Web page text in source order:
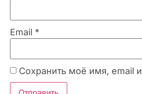
Email *
Сохранить моё имя, email